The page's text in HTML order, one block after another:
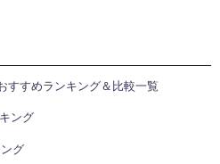
すすめランキング＆比較一覧
ング
グ